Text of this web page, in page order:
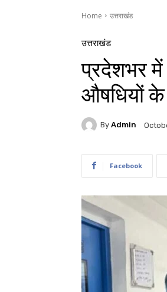
Home उत्तराखंड
उत्तराखंड
प्रदेशभर में
औषधियों के
By Admin
Facebook